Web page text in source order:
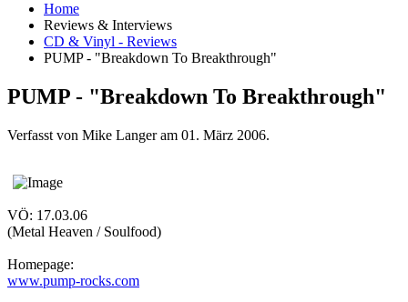
Home
Reviews & Interviews
CD & Vinyl - Reviews
PUMP - "Breakdown To Breakthrough"
PUMP - "Breakdown To Breakthrough"
Verfasst von Mike Langer am 01. März 2006.
VÖ: 17.03.06
(Metal Heaven / Soulfood)
Homepage:
www.pump-rocks.com